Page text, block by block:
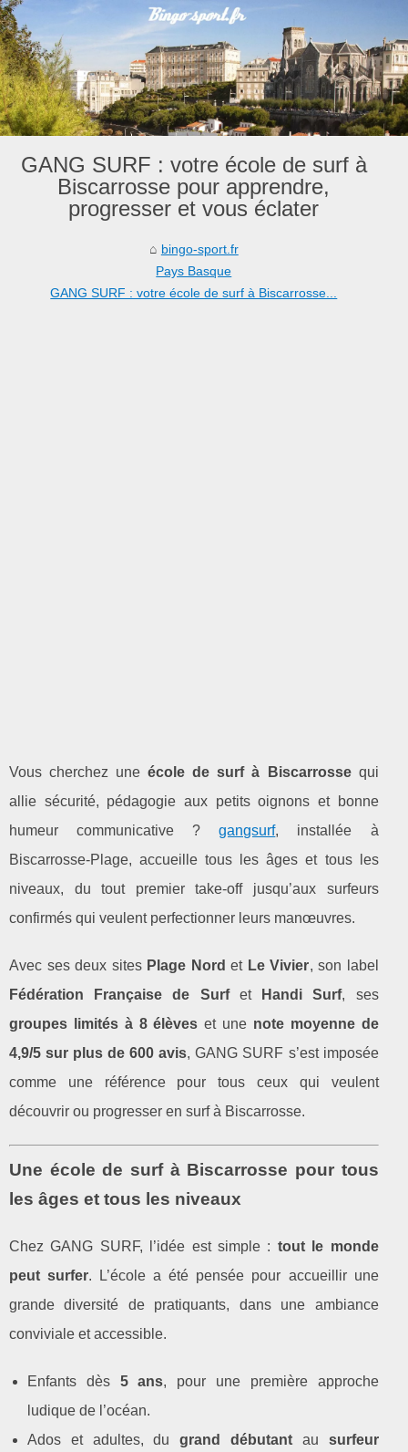
GANG SURF : votre école de surf à
Biscarrosse pour apprendre,
progresser et vous éclater
bingo-sport.fr
Pays Basque
GANG SURF : votre école de surf à Biscarrosse...
Vous cherchez uneécole de surf à Biscarrossequi
allie sécurité, pédagogie aux petits oignons et bonne
humeur communicative ?gangsurf, installée à
Biscarrosse‑Plage, accueille tous les âges et tous les
niveaux, du tout premier take‑off jusqu’aux surfeurs
confirmés qui veulent perfectionner leurs manœuvres.
Avec ses deux sites Plage Nord et Le Vivier, son label
Fédération Française de Surfet Handi Surf, ses
groupes limités à 8 élèves et une note moyenne de
4,9/5 sur plus de 600 avis, GANG SURF s’est imposée
comme une référence pour tous ceux qui veulent
découvrir ou progresser en surf à Biscarrosse.
Une école de surf à Biscarrosse pour tous
les âges et tous les niveaux
Chez GANG SURF, l’idée est simple : tout le monde
peut surfer. L’école a été pensée pour accueillir une
grande diversité de pratiquants, dans une ambiance
conviviale et accessible.
Enfants dès 5 ans, pour une première approche
ludique de l’océan.
Ados et adultes, dugrand débutant au surfeur